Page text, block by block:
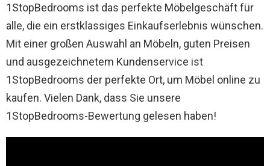
1StopBedrooms ist das perfekte Möbelgeschäft für
alle, die ein erstklassiges Einkaufserlebnis wünschen.
Mit einer großen Auswahl an Möbeln, guten Preisen
und ausgezeichnetem Kundenservice ist
1StopBedrooms der perfekte Ort, um Möbel online zu
kaufen. Vielen Dank, dass Sie unsere
1StopBedrooms-Bewertung gelesen haben!